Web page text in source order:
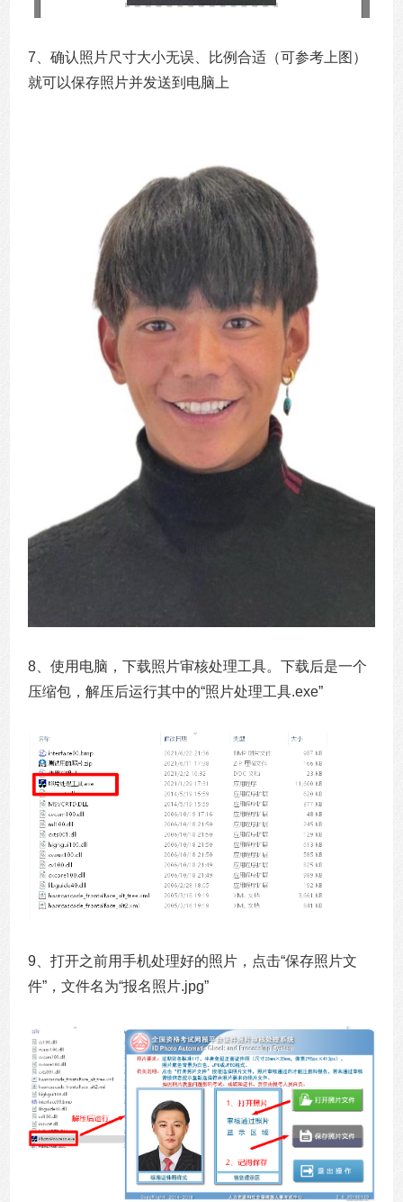
7、确认照片尺寸大小无误、比例合适（可参考上图）
就可以保存照片并发送到电脑上
8、使用电脑，下载照片审核处理工具。下载后是一个
压缩包，解压后运行其中的“照片处理工具.exe”
9、打开之前用手机处理好的照片，点击“保存照片文
件”，文件名为“报名照片.jpg”